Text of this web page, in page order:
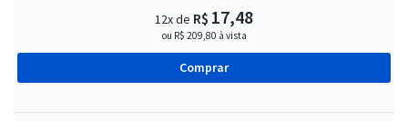
12x de R$ 17,48
ou R$ 209,80 à vista
Comprar